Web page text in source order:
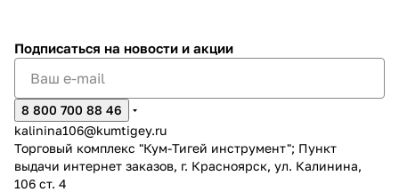
Подписаться на новости и акции
8 800 700 88 46
kalinina106@kumtigey.ru
Торговый комплекс "Кум-Тигей инструмент"; Пункт
выдачи интернет заказов, г. Красноярск, ул. Калинина,
106 ст. 4